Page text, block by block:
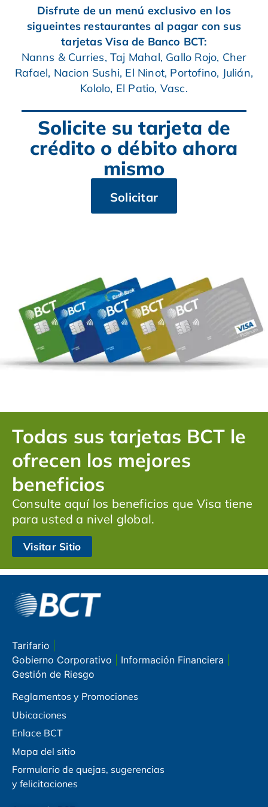
Disfrute de un menú exclusivo en los
sigueintes restaurantes al pagar con sus
tarjetas Visa de Banco BCT:
Nanns & Curries, Taj Mahal, Gallo Rojo, Cher
Rafael, Nacion Sushi, El Ninot, Portofino, Julián,
Kololo, El Patio, Vasc.
Solicite su tarjeta de
crédito o débito ahora
mismo
Solicitar
Todas sus tarjetas BCT le
ofrecen los mejores
beneficios
Consulte aquí los beneficios que Visa tiene
para usted a nivel global.
Visitar Sitio
Tarifario
Gobierno Corporativo
Información Financiera
Gestión de Riesgo
Reglamentos y Promociones
Ubicaciones
Enlace BCT
Mapa del sitio
Formulario de quejas, sugerencias
y felicitaciones